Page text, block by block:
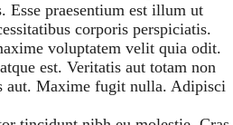
Esse praesentium est illum ut
corporis perspiciatis.
voluptatem velit quia odit.
est. Veritatis aut totam non
aut. Maxime fugit nulla. Adipisci